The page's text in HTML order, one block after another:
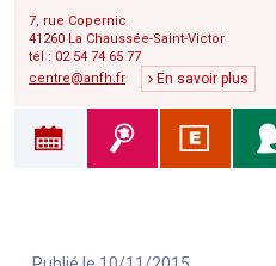
7, rue Copernic
41260 La Chaussée-Saint-Victor
tél : 02 54 74 65 77
centre@anfh.fr
En savoir plus